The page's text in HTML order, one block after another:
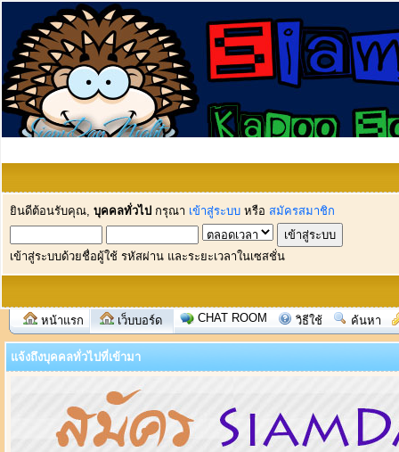
ยินดีต้อนรับคุณ, บุคคลทั่วไป กรุณา เข้าสู่ระบบ หรือ สมัครสมาชิก
เข้าสู่ระบบด้วยชื่อผู้ใช้ รหัสผ่าน และระยะเวลาในเซสชั่น
หน้าแรก เว็บบอร์ด CHAT ROOM วิธีใช้ ค้นหา
แจ้งถึงบุคคลทั่วไปที่เข้ามา